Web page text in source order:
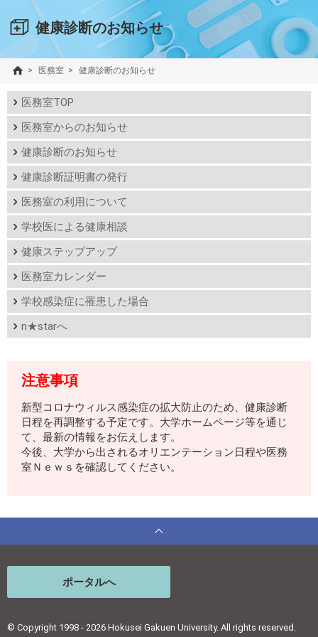
健康診断のお知らせ
> 医務室 > 健康診断のお知らせ
医務室TOP
医務室からのお知らせ
健康診断のお知らせ
健康診断証明書の発行
医務室の利用について
学校医による健康相談
健康ステップアップ
医務室カレンダー
学校感染症に罹患した場合
n★starへ
注意事項
新型コロナウィルス感染症の拡大防止のため、健康診断
日程を再調整する予定です。大学ホームページ等を通じ
て、最新の情報をお伝えします。
今後、大学から出されるオリエンテーション日程や医務
室Ｎｅｗｓを確認してください。
ポータルへ
© Copyright 1998 - 2026 Hokusei Gakuen University. All rights reserved.